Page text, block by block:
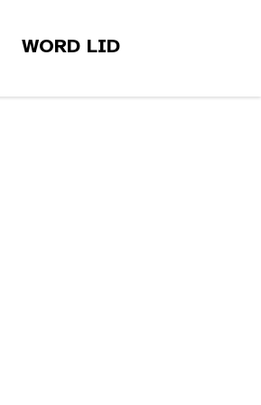
WORD LID